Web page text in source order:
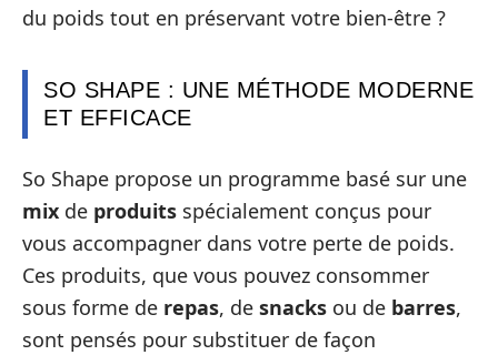
du poids tout en préservant votre bien-être ?
SO SHAPE : UNE MÉTHODE MODERNE
ET EFFICACE
So Shape propose un programme basé sur une
mix de produits spécialement conçus pour
vous accompagner dans votre perte de poids.
Ces produits, que vous pouvez consommer
sous forme de repas, de snacks ou de barres,
sont pensés pour substituer de façon